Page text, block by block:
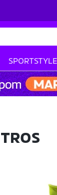
SPORTSTYLE